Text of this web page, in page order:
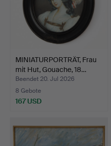
MINIATURPORTRÄT, Frau
mit Hut, Gouache, 18…
Beendet 20. Jul 2026
8 Gebote
167 USD